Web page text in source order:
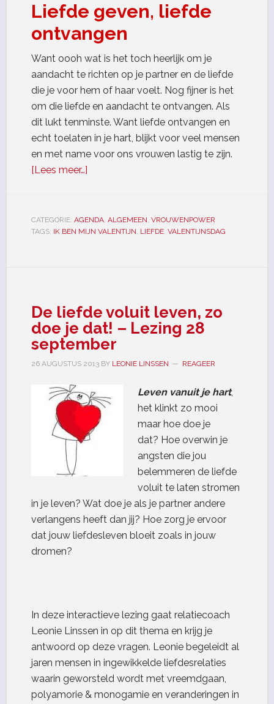
Liefde geven, liefde
ontvangen
Want oooh wat is het toch heerlijk om je
aandacht te richten op je partner en de liefde
die je voor hem of haar voelt. Nog fijner is het
om die liefde en aandacht te ontvangen. Als
dit lukt tenminste. Want liefde ontvangen en
echt toelaten in je hart, blijkt voor veel mensen
en met name voor ons vrouwen lastig te zijn.
[Lees meer…]
CATEGORIE: AGENDA, ALGEMEEN, VROUWENPOWER
TAGS: IK BEN MIJN VALENTIJN, LIEFDE, VALENTIJNSDAG
De liefde voluit leven, zo
doe je dat! – Lezing 28
september
26 AUGUSTUS 2013BY LEONIE LINSSEN REAGEER
Leven vanuit je hart,
het klinkt zo mooi
maar hoe doe je
dat? Hoe overwin je
angsten die jou
belemmeren de liefde
voluit te laten stromen
in je leven? Wat doe je als je partner andere
verlangens heeft dan jij? Hoe zorg je ervoor
dat jouw liefdesleven bloeit zoals in jouw
dromen?
In deze interactieve lezing gaat relatiecoach
Leonie Linssen in op dit thema en krijg je
antwoord op deze vragen. Leonie begeleidt al
jaren mensen in ingewikkelde liefdesrelaties
waarin geworsteld wordt met vreemdgaan,
polyamorie & monogamie en veranderingen in